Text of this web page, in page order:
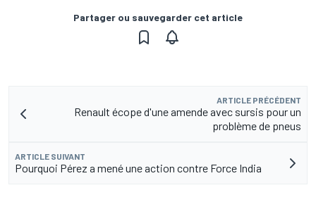
Partager ou sauvegarder cet article
ARTICLE PRÉCÉDENT
Renault écope d'une amende avec sursis pour un
problème de pneus
ARTICLE SUIVANT
Pourquoi Pérez a mené une action contre Force India